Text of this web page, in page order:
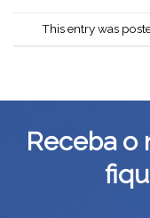
This entry was
Receba o